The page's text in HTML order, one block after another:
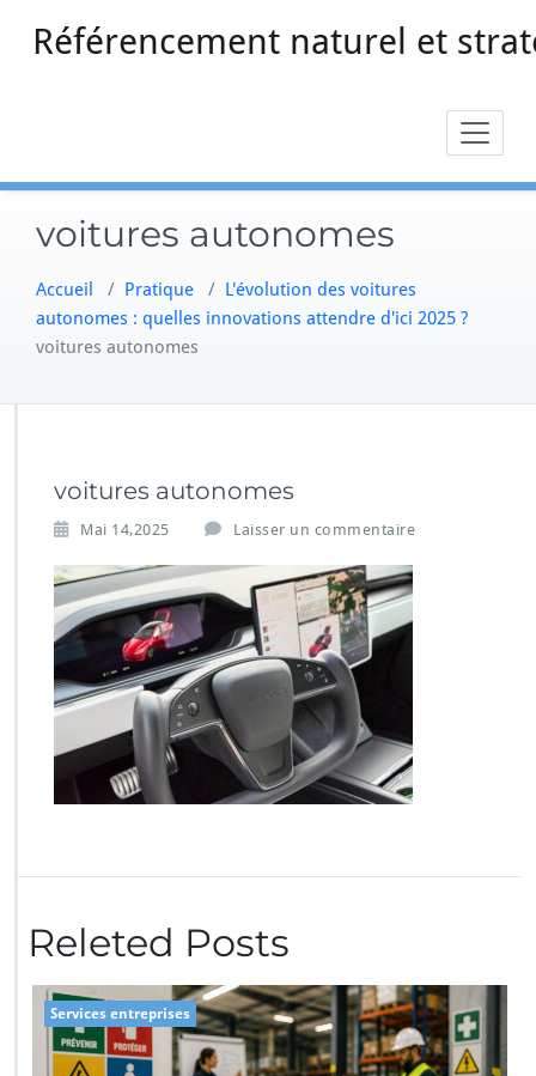
Référencement naturel et
voitures autonomes
Accueil / Pratique / L'évolution des voitures
autonomes : quelles innovations attendre d'ici 2025 ?
voitures autonomes
voitures autonomes
Mai 14,2025 Laisser un commentaire
Releted Posts
Services entreprises